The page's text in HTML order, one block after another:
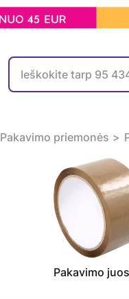
Pakavimo priemonės
Pakavimo